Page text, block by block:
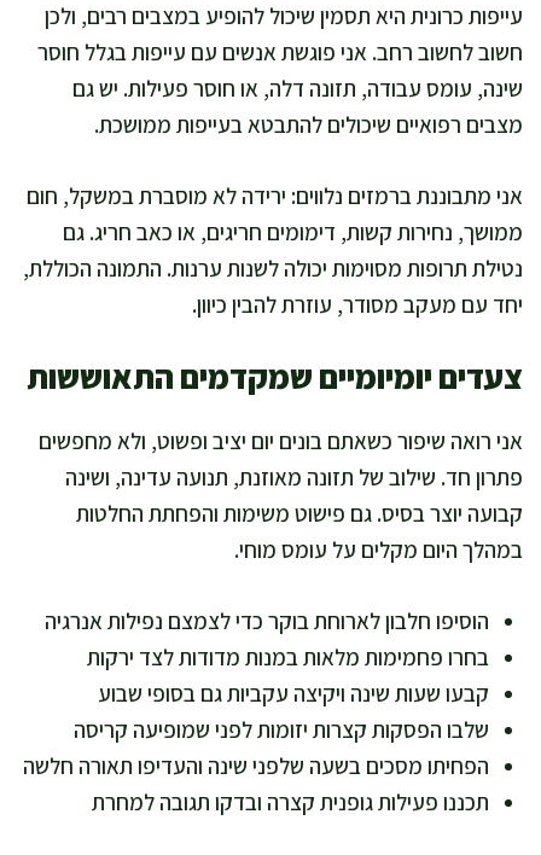
עייפות כרונית היא תסמין שיכול להופיע במצבים רבים, ולכן
חשוב לחשוב רחב. אני פוגשת אנשים עם עייפות בגלל חוסר
שינה, עומס עבודה, תזונה דלה, או חוסר פעילות. יש גם
מצבים רפואיים שיכולים להתבטא בעייפות ממושכת.
אני מתבוננת ברמזים נלווים: ירידה לא מוסברת במשקל, חום
ממושך, נחירות קשות, דימומים חריגים, או כאב חריג. גם
נטילת תרופות מסוימות יכולה לשנות ערנות. התמונה הכוללת,
יחד עם מעקב מסודר, עוזרת להבין כיוון.
צעדים יומיומיים שמקדמים התאוששות
אני רואה שיפור כשאתם בונים יום יציב ופשוט, ולא מחפשים
פתרון חד. שילוב של תזונה מאוזנת, תנועה עדינה, ושינה
קבועה יוצר בסיס. גם פישוט משימות והפחתת החלטות
במהלך היום מקלים על עומס מוחי.
הוסיפו חלבון לארוחת בוקר כדי לצמצם נפילות אנרגיה
בחרו פחמימות מלאות במנות מדודות לצד ירקות
קבעו שעות שינה ויקיצה עקביות גם בסופי שבוע
שלבו הפסקות קצרות יזומות לפני שמופיעה קריסה
הפחיתו מסכים בשעה שלפני שינה והעדיפו תאורה חלשה
תכננו פעילות גופנית קצרה ובדקו תגובה למחרת